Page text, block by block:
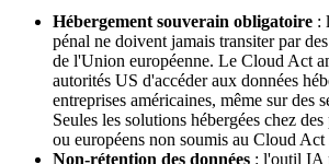
Hébergement souverain obligatoire :
pénal ne doivent jamais transiter par
de l'Union européenne. Le Cloud Act
autorités US d'accéder aux données
entreprises américaines, même sur des
Seules les solutions hébergées chez
ou européens non soumis au Cloud Act
Non-rétention des données : l'outil IA